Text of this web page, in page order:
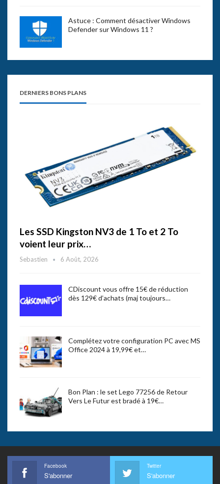
Astuce : Comment désactiver Windows
Defender sur Windows 11 ?
DERNIERS BONS PLANS
Les SSD Kingston NV3 de 1 To et 2 To
voient leur prix…
Sebastien 6 Août, 2026
CDiscount vous offre 15€ de réduction
dès 129€ d’achats (maj toujours…
Complétez votre configuration PC avec MS
Office 2024 à 19,99€ et…
Bon Plan : le set Lego 77256 de Retour
Vers Le Futur est bradé à 19€…
Facebook
S'abonner
Twitter
S'abonner